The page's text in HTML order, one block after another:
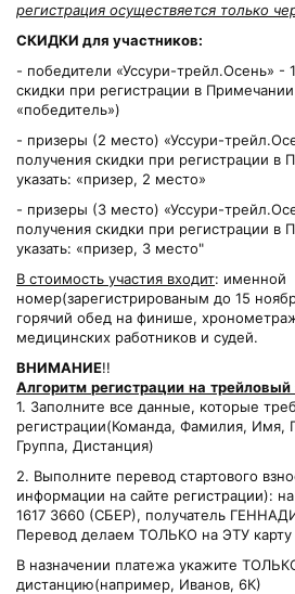
регистрация осуществяется только
CКИДКИ для участников:
- победители «Уссури-трейл.Осень» -
скидки при регистрации в
«победитель»)
- призеры (2 место) «Уссури-
получения скидки при регистрации в
указать: «призер, 2 место»
- призеры (3 место) «Уссури-
получения скидки при регистрации в
указать: «призер, 3 место"
В стоимость участия входит: именной
номер(зарегистрированым до 15
горячий обед на финише,
медицинских работников и судей.
ВНИМАНИЕ!!
Алгоритм регистрации на трейловый
1. Заполните все данные, которые
регистрации(Команда, Фамилия, Имя,
Группа, Дистанция)
2. Выполните перевод стартового
информации на сайте регистрации):
1617 3660 (СБЕР), получатель
Перевод делаем ТОЛЬКО на ЭТУ
В назначении платежа укажите
дистанцию(например, Иванов, 6К)